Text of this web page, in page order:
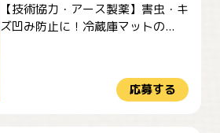
【技術協力・アース製薬】害虫・キ
ズ凹み防止に！冷蔵庫マットの...
応募する